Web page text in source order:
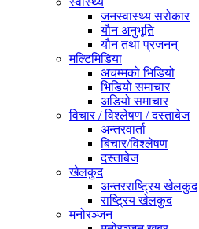
जनस्वास्थ्य सरोकार
यौन अनुभूति
यौन तथा प्रजनन्
मल्टिमिडिया
अचम्मको भिडियो
भिडियो समाचार
अडियो समाचार
विचार / विश्लेषण / दस्ताबेज
अन्तरवार्ता
बिचार/विश्लेषण
दस्ताबेज
खेलकुद
अन्तरराष्ट्रिय खेलकुद
राष्ट्रिय खेलकुद
मनोरञ्जन